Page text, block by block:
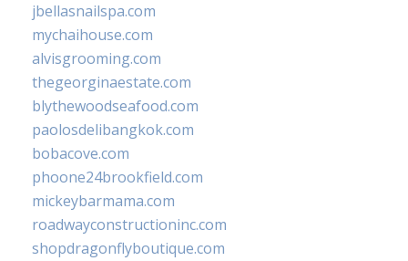
jbellasnailspa.com
mychaihouse.com
alvisgrooming.com
thegeorginaestate.com
blythewoodseafood.com
paolosdelibangkok.com
bobacove.com
phoone24brookfield.com
mickeybarmama.com
roadwayconstructioninc.com
shopdragonflyboutique.com